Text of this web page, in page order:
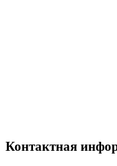
Контактная